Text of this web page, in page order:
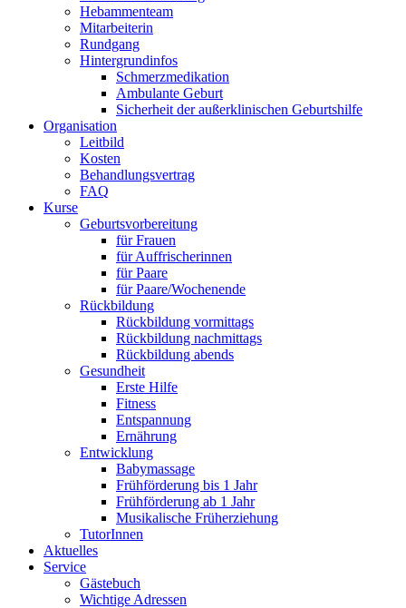
Hebammenteam
Mitarbeiterin
Rundgang
Hintergrundinfos
Schmerzmedikation
Ambulante Geburt
Sicherheit der außerklinischen Geburtshilfe
Organisation
Leitbild
Kosten
Behandlungsvertrag
FAQ
Kurse
Geburtsvorbereitung
für Frauen
für Auffrischerinnen
für Paare
für Paare/Wochenende
Rückbildung
Rückbildung vormittags
Rückbildung nachmittags
Rückbildung abends
Gesundheit
Erste Hilfe
Fitness
Entspannung
Ernährung
Entwicklung
Babymassage
Frühförderung bis 1 Jahr
Frühförderung ab 1 Jahr
Musikalische Früherziehung
TutorInnen
Aktuelles
Service
Gästebuch
Wichtige Adressen